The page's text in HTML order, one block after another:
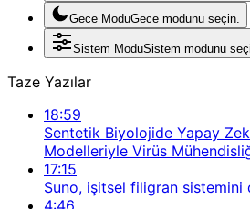
Gece ModuGece modunu seçin.
Sistem ModuSistem modunu
Taze Yazılar
18:59
Sentetik Biyolojide Yapay
Modelleriyle Virüs
17:15
Suno, işitsel filigran sistemini
4:46